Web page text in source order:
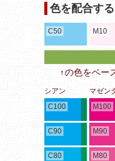
色を配合する
C50 M10
↑の色をベー
シアン
C100
C90
C80
マゼン
M100
M90
M80